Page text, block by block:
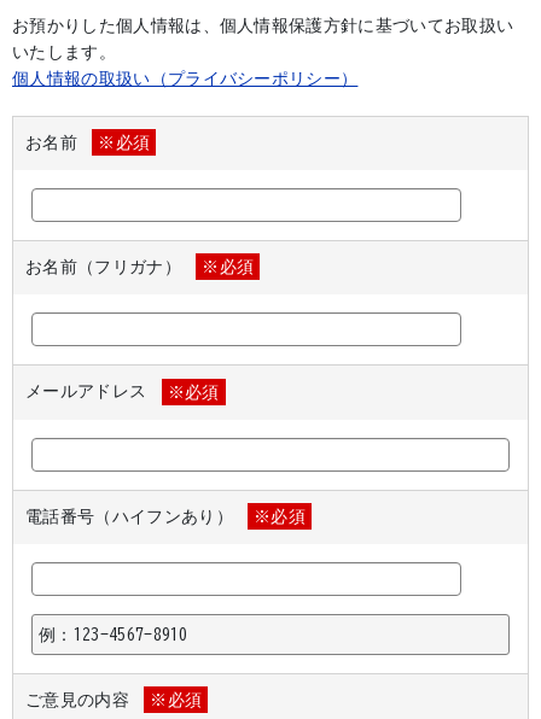
お預かりした個人情報は、個人情報保護方針に基づいてお取扱い
いたします。
個人情報の取扱い（プライバシーポリシー）
お名前 ※必須
お名前（フリガナ） ※必須
メールアドレス ※必須
電話番号（ハイフンあり） ※必須
例：123-4567-8910
ご意見の内容 ※必須